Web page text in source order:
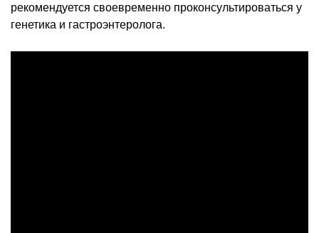
рекомендуется своевременно проконсультироваться у
генетика и гастроэнтеролога.